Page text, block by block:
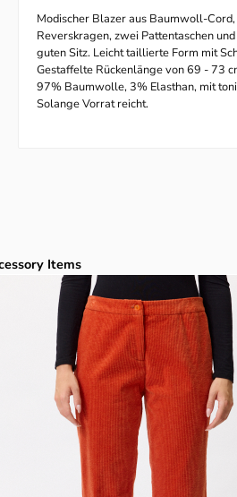
Modischer Blazer aus Baumwoll-
Reverskragen, zwei Pattentaschen
guten Sitz. Leicht taillierte Form mit
Gestaffelte Rückenlänge von 69 - 73
97% Baumwolle, 3% Elasthan, mit
Solange Vorrat reicht.
überspringen
Items